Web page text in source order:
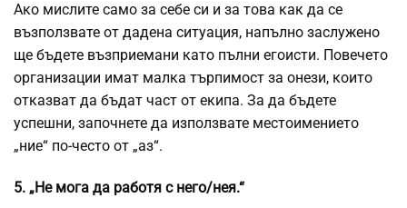
Ако мислите само за себе си и за това как да се
възползвате от дадена ситуация, напълно заслужено
ще бъдете възприемани като пълни егоисти. Повечето
организации имат малка търпимост за онези, които
отказват да бъдат част от екипа. За да бъдете
успешни, започнете да използвате местоимението
„ние“ по-често от „аз“.
5. „Не мога да работя с него/нея.“